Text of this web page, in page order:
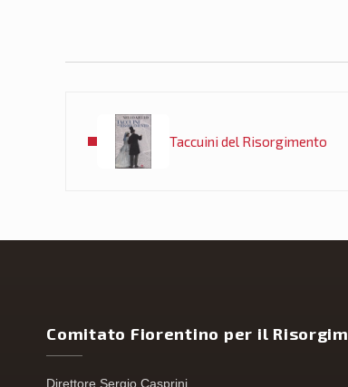
Taccuini del Risorgimento
Comitato Fiorentino per il
Direttore Sergio Casprini